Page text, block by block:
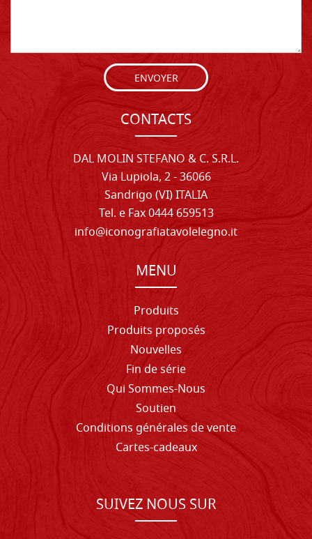
ENVOYER
CONTACTS
DAL MOLIN STEFANO & C. S.R.L.
Via Lupiola, 2 - 36066
Sandrigo (VI) ITALIA
Tel. e Fax 0444 659513
info@iconografiatavolelegno.it
MENU
Produits
Produits proposés
Nouvelles
Fin de série
Qui Sommes-Nous
Soutien
Conditions générales de vente
Cartes-cadeaux
SUIVEZ NOUS SUR